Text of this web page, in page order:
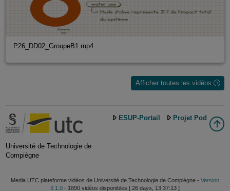
P26_DD02_GroupeB1.mp4
Afficher toutes les vidéos
Université de Technologie de
Compiègne
ESUP-Portail Projet Pod
Media UTC plateforme vidéos de Université de Technologie de Compiègne - Version
3.1.0 - 1890 vidéos disponibles [ 26 days, 13:37:13 ]